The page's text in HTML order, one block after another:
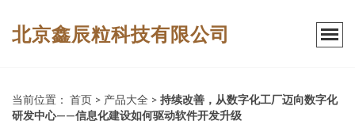
北京鑫辰粒科技有限公司
当前位置： 首页 > 产品大全 > 持续改善，从数字化工厂迈向数字化
研发中心——信息化建设如何驱动软件开发升级